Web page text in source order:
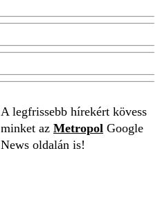
A legfrissebb hírekért kövess
minket az Metropol Google
News oldalán is!